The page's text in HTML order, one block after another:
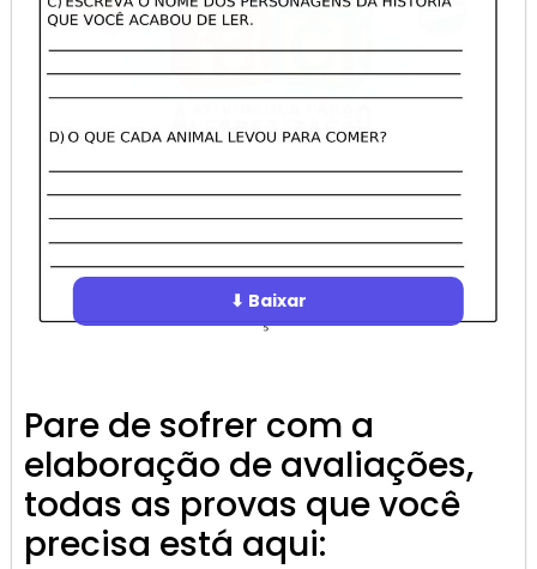
⬇ Baixar
Pare de sofrer com a
elaboração de avaliações,
todas as provas que você
precisa está aqui: